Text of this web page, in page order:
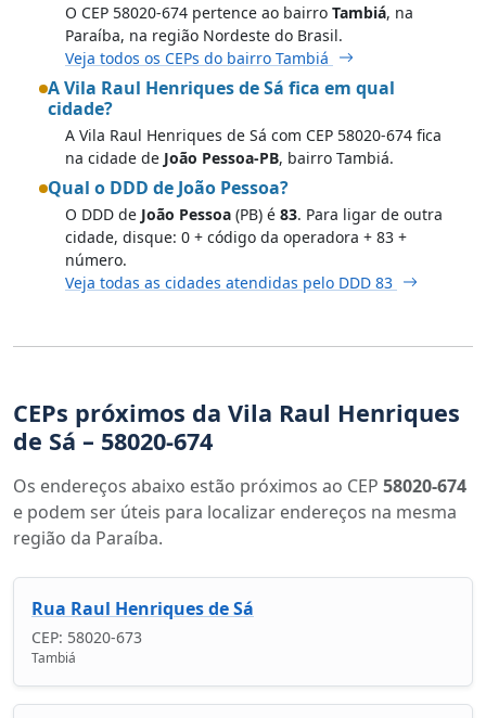
O CEP 58020-674 pertence ao bairro Tambiá, na
Paraíba, na região Nordeste do Brasil.
Veja todos os CEPs do bairro Tambiá
A Vila Raul Henriques de Sá fica em qual
cidade?
A Vila Raul Henriques de Sá com CEP 58020-674 fica
na cidade de João Pessoa-PB, bairro Tambiá.
Qual o DDD de João Pessoa?
O DDD de João Pessoa (PB) é 83. Para ligar de outra
cidade, disque: 0 + código da operadora + 83 +
número.
Veja todas as cidades atendidas pelo DDD 83
CEPs próximos da Vila Raul Henriques
de Sá – 58020-674
Os endereços abaixo estão próximos ao CEP 58020-674
e podem ser úteis para localizar endereços na mesma
região da Paraíba.
Rua Raul Henriques de Sá
CEP: 58020-673
Tambiá